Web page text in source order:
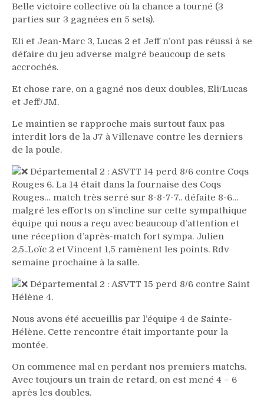
Belle victoire collective où la chance a tourné (3
parties sur 3 gagnées en 5 sets).
Eli et Jean-Marc 3, Lucas 2 et Jeff n’ont pas réussi à se
défaire du jeu adverse malgré beaucoup de sets
accrochés.
Et chose rare, on a gagné nos deux doubles, Eli/Lucas
et Jeff/JM.
Le maintien se rapproche mais surtout faux pas
interdit lors de la J7 à Villenave contre les derniers
de la poule.
Départemental 2 : ASVTT 14 perd 8/6 contre Coqs
Rouges 6. La 14 était dans la fournaise des Coqs
Rouges… match très serré sur 8-8-7-7.. défaite 8-6…
malgré les efforts on s’incline sur cette sympathique
équipe qui nous a reçu avec beaucoup d’attention et
une réception d’après-match fort sympa. Julien
2,5..Loïc 2 et Vincent 1,5 ramènent les points. Rdv
semaine prochaine à la salle.
Départemental 2 : ASVTT 15 perd 8/6 contre Saint
Hélène 4.
Nous avons été accueillis par l’équipe 4 de Sainte-
Hélène. Cette rencontre était importante pour la
montée.
On commence mal en perdant nos premiers matchs.
Avec toujours un train de retard, on est mené 4 – 6
après les doubles.